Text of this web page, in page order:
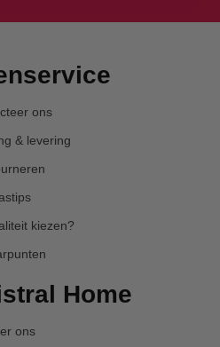
ons
& levering
kiezen?
Home
ons